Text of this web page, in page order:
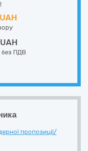
без ПДВ
пропозиції/